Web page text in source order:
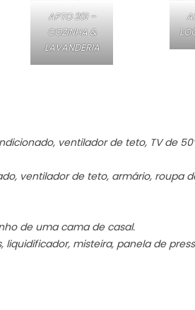
APTO 201 –
COZINHA &
LAVANDERIA
ventilador de teto, TV de
ventilador de teto, armário, roupa
de uma cama de casal.
misteira, panela de